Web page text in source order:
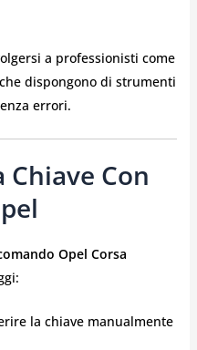
a professionisti come
dispongono di strumenti
errori.
Con
Opel Corsa
la chiave manualmente